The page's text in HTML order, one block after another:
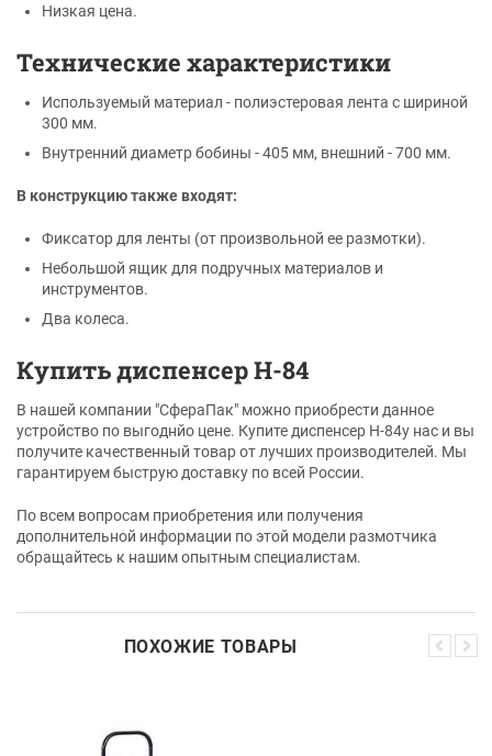
Низкая цена.
Технические характеристики
Используемый материал - полиэстеровая лента с шириной
300 мм.
Внутренний диаметр бобины - 405 мм, внешний - 700 мм.
В конструкцию также входят:
Фиксатор для ленты (от произвольной ее размотки).
Небольшой ящик для подручных материалов и
инструментов.
Два колеса.
Купить диспенсер Н-84
В нашей компании "СфераПак" можно приобрести данное
устройство по выгоднйо цене. Купите диспенсер Н-84у нас и вы
получите качественный товар от лучших производителей. Мы
гарантируем быструю доставку по всей России.
По всем вопросам приобретения или получения
дополнительной информации по этой модели размотчика
обращайтесь к нашим опытным специалистам.
ПОХОЖИЕ ТОВАРЫ